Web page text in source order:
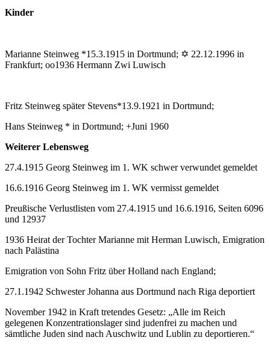
Kinder
Marianne Steinweg *15.3.1915 in Dortmund; ✡ 22.12.1996 in
Frankfurt; oo1936 Hermann Zwi Luwisch
Fritz Steinweg später Stevens*13.9.1921 in Dortmund;
Hans Steinweg * in Dortmund; +Juni 1960
Weiterer Lebensweg
27.4.1915 Georg Steinweg im 1. WK schwer verwundet gemeldet
16.6.1916 Georg Steinweg im 1. WK vermisst gemeldet
Preußische Verlustlisten vom 27.4.1915 und 16.6.1916, Seiten 6096
und 12937
1936 Heirat der Tochter Marianne mit Herman Luwisch, Emigration
nach Palästina
Emigration von Sohn Fritz über Holland nach England;
27.1.1942 Schwester Johanna aus Dortmund nach Riga deportiert
November 1942 in Kraft tretendes Gesetz: „Alle im Reich
gelegenen Konzentrationslager sind judenfrei zu machen und
sämtliche Juden sind nach Auschwitz und Lublin zu deportieren.“